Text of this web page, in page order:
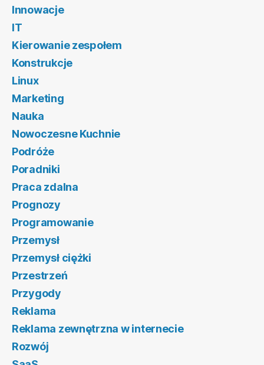
Innowacje
IT
Kierowanie zespołem
Konstrukcje
Linux
Marketing
Nauka
Nowoczesne Kuchnie
Podróże
Poradniki
Praca zdalna
Prognozy
Programowanie
Przemysł
Przemysł ciężki
Przestrzeń
Przygody
Reklama
Reklama zewnętrzna w internecie
Rozwój